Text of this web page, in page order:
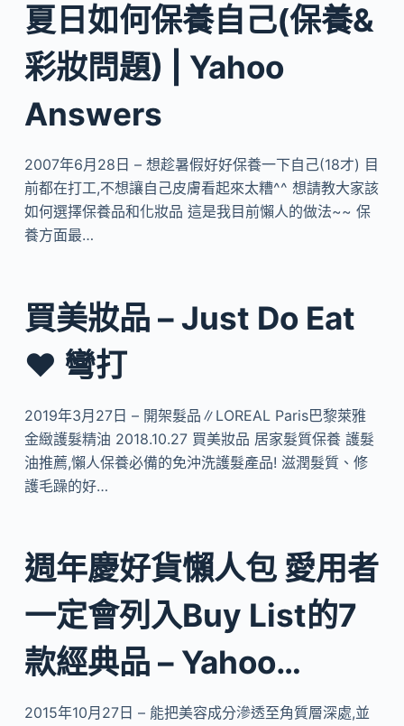
夏日如何保養自己(保養&
彩妝問題) | Yahoo
Answers
2007年6月28日 – 想趁暑假好好保養一下自己(18才) 目
前都在打工,不想讓自己皮膚看起來太糟^^ 想請教大家該
如何選擇保養品和化妝品 這是我目前懶人的做法~~ 保
養方面最…
買美妝品 – Just Do Eat
♥ 彎打
2019年3月27日 – 開架髮品∥LOREAL Paris巴黎萊雅
金緻護髮精油 2018.10.27 買美妝品 居家髮質保養 護髮
油推薦,懶人保養必備的免沖洗護髮產品! 滋潤髮質、修
護毛躁的好…
週年慶好貨懶人包 愛用者
一定會列入Buy List的7
款經典品 – Yahoo…
2015年10月27日 – 能把美容成分滲透至角質層深處,並